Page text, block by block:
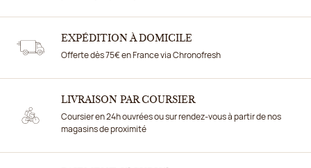
EXPÉDITION À DOMICILE
Offerte dès 75€ en France via Chronofresh
LIVRAISON PAR COURSIER
Coursier en 24h ouvrées ou sur rendez-vous à partir de nos
magasins de proximité